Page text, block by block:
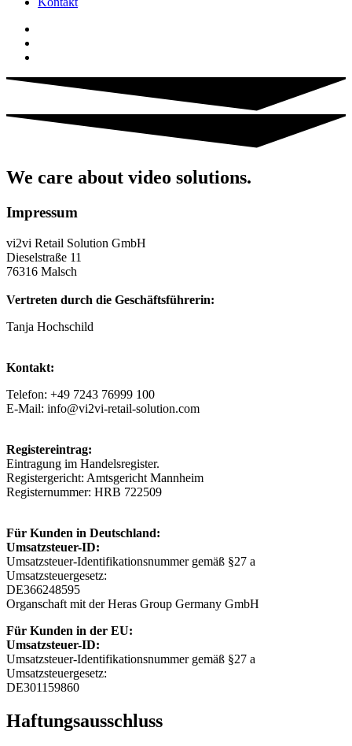
We care about video solutions.
Impressum
vi2vi Retail Solution GmbH
Dieselstraße 11
76316 Malsch
Vertreten durch die Geschäftsführerin:
Tanja Hochschild
Kontakt:
Telefon: +49 7243 76999 100
E-Mail: info@vi2vi-retail-solution.com
Registereintrag:
Eintragung im Handelsregister.
Registergericht: Amtsgericht Mannheim
Registernummer: HRB 722509
Für Kunden in Deutschland:
Umsatzsteuer-ID:
Umsatzsteuer-Identifikationsnummer gemäß §27 a
Umsatzsteuergesetz:
DE366248595
Organschaft mit derHeras Group Germany GmbH
Für Kunden in der EU:
Umsatzsteuer-ID:
Umsatzsteuer-Identifikationsnummer gemäß §27 a
Umsatzsteuergesetz:
DE301159860
Haftungsausschluss